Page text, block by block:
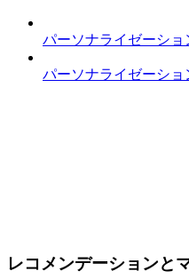
パーソナライゼーシ
パーソナライゼーショ
レコメンデーションと